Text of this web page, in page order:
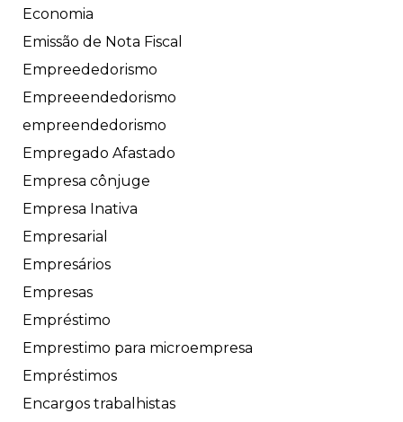
Economia
Emissão de Nota Fiscal
Empreededorismo
Empreeendedorismo
empreendedorismo
Empregado Afastado
Empresa cônjuge
Empresa Inativa
Empresarial
Empresários
Empresas
Empréstimo
Emprestimo para microempresa
Empréstimos
Encargos trabalhistas